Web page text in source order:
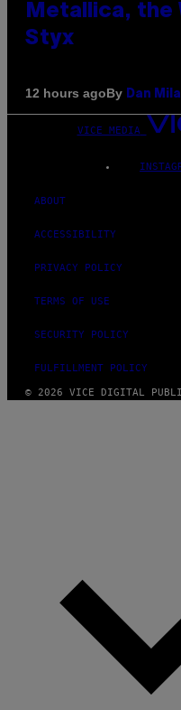
Metallica, the
Styx
12 hours agoBy Dan
VICE MEDIA
ABOUT
ACCESSIBILITY
PRIVACY POLICY
TERMS OF USE
SECURITY POLICY
FULFILLMENT POLICY
© 2026 VICE DIGITAL